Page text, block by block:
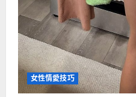
女性情愛技巧